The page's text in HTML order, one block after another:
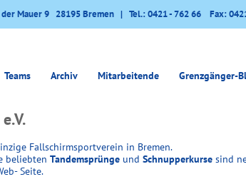
Mauer 9 28195 Bremen | Tel.: 0421 - 762 66 Fax:
Teams Archiv Mitarbeitende Grenzgänger-
Fallschirmsportverein in Bremen.
beliebten Tandemsprünge und Schnupperkurse sind
Seite.